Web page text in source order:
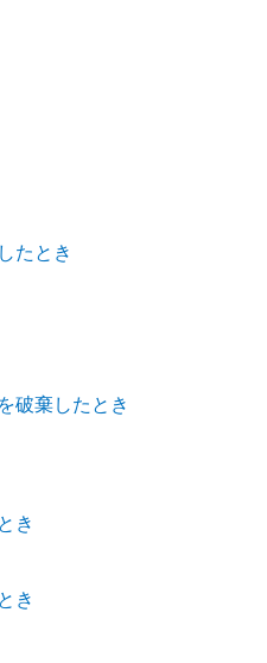
たとき
破棄したとき
き
き